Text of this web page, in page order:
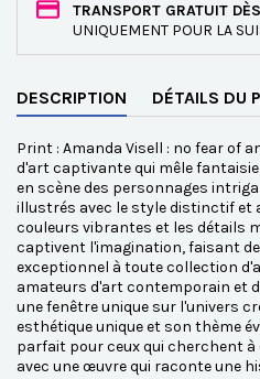
TRANSPORT GRATUIT
UNIQUEMENT POUR LA
DESCRIPTION DÉTAILS DU
Print : Amanda Visell : no fear of
d'art captivante qui mêle
en scène des personnages
illustrés avec le style distinctif et
couleurs vibrantes et les détails
captivent l'imagination, faisant
exceptionnel à toute collection
amateurs d'art contemporain et
une fenêtre unique sur l'univers
esthétique unique et son thème
parfait pour ceux qui cherchent à
avec une œuvre qui raconte une